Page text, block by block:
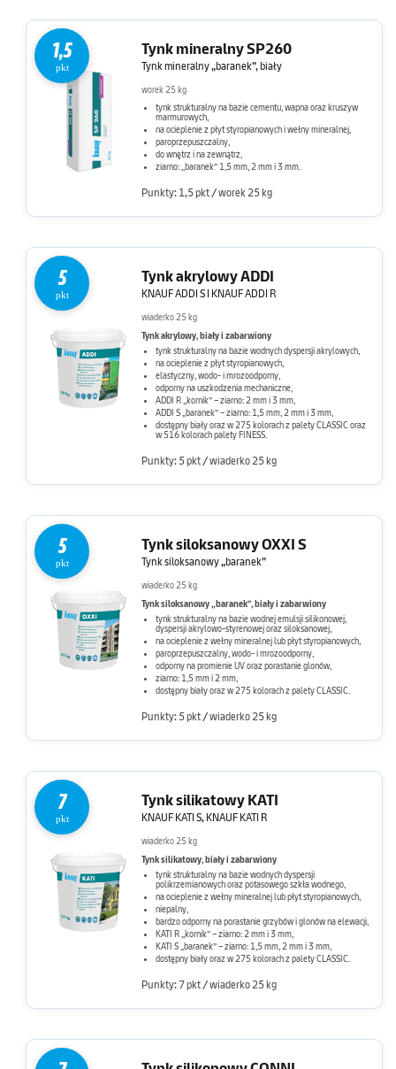
1,5
pkt
Tynk mineralny SP260
Tynk mineralny „baranek”, biały
worek 25 kg
tynk strukturalny na bazie cementu, wapna oraz kruszyw
marmurowych,
na ocieplenie z płyt styropianowych i wełny mineralnej,
paroprzepuszczalny,
do wnętrz i na zewnątrz,
ziarno: „baranek” 1,5 mm, 2 mm i 3 mm.
Punkty: 1,5 pkt / worek 25 kg
5
pkt
Tynk akrylowy ADDI
KNAUF ADDI S I KNAUF ADDI R
wiaderko 25 kg
Tynk akrylowy, biały i zabarwiony
tynk strukturalny na bazie wodnych dyspersji akrylowych,
na ocieplenie z płyt styropianowych,
elastyczny, wodo- i mrozoodporny,
odporny na uszkodzenia mechaniczne,
ADDI R „kornik” – ziarno: 2 mm i 3 mm,
ADDI S „baranek” – ziarno: 1,5 mm, 2 mm i 3 mm,
dostępny biały oraz w 275 kolorach z palety CLASSIC oraz
w 516 kolorach palety FINESS.
Punkty: 5 pkt / wiaderko 25 kg
5
pkt
Tynk siloksanowy OXXI S
Tynk siloksanowy „baranek”
wiaderko 25 kg
Tynk siloksanowy „baranek”, biały i zabarwiony
tynk strukturalny na bazie wodnej emulsji silikonowej,
dyspersji akrylowo-styrenowej oraz siloksanowej,
na ocieplenie z wełny mineralnej lub płyt styropianowych,
paroprzepuszczalny, wodo- i mrozoodporny,
odporny na promienie UV oraz porastanie glonów,
ziarno: 1,5 mm i 2 mm,
dostępny biały oraz w 275 kolorach z palety CLASSIC.
Punkty: 5 pkt / wiaderko 25 kg
7
pkt
Tynk silikatowy KATI
KNAUF KATI S, KNAUF KATI R
wiaderko 25 kg
Tynk silikatowy, biały i zabarwiony
tynk strukturalny na bazie wodnych dyspersji
polikrzemianowych oraz potasowego szkła wodnego,
na ocieplenie z wełny mineralnej lub płyt styropianowych,
niepalny,
bardzo odporny na porastanie grzybów i glonów na elewacji,
KATI R „kornik” – ziarno: 2 mm i 3 mm,
KATI S „baranek” – ziarno: 1,5 mm, 2 mm i 3 mm,
dostępny biały oraz w 275 kolorach z palety CLASSIC.
Punkty: 7 pkt / wiaderko 25 kg